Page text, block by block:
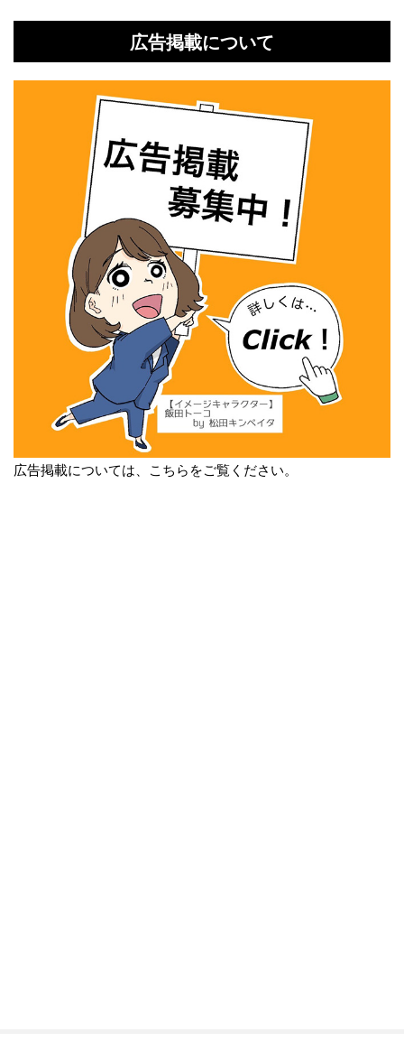
広告掲載について
広告掲載については、こちらをご覧ください。